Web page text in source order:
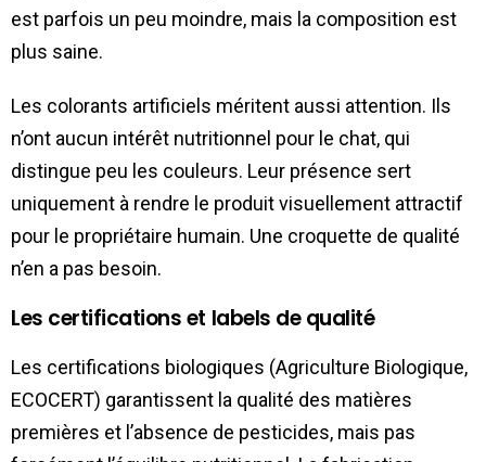
est parfois un peu moindre, mais la composition est
plus saine.
Les colorants artificiels méritent aussi attention. Ils
n’ont aucun intérêt nutritionnel pour le chat, qui
distingue peu les couleurs. Leur présence sert
uniquement à rendre le produit visuellement attractif
pour le propriétaire humain. Une croquette de qualité
n’en a pas besoin.
Les certifications et labels de qualité
Les certifications biologiques (Agriculture Biologique,
ECOCERT) garantissent la qualité des matières
premières et l’absence de pesticides, mais pas